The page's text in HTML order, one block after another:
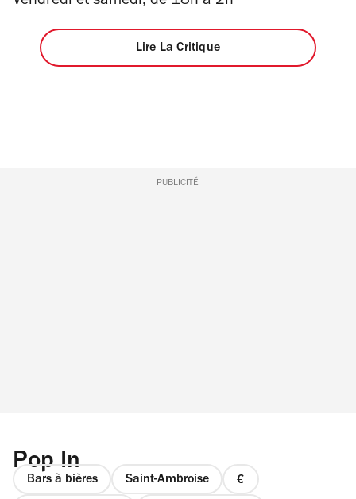
Lire La Critique
PUBLICITÉ
Pop In
Bars à bières Saint-Ambroise
prix